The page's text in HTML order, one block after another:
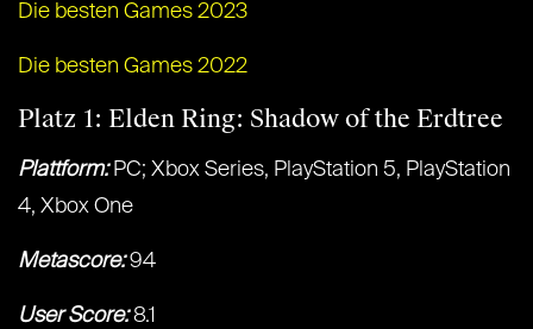
Die besten Games 2023
Die besten Games 2022
Platz 1: Elden Ring: Shadow of the Erdtree
Plattform:PC; Xbox Series, PlayStation 5, PlayStation
4, Xbox One
Metascore: 94
User Score:8.1